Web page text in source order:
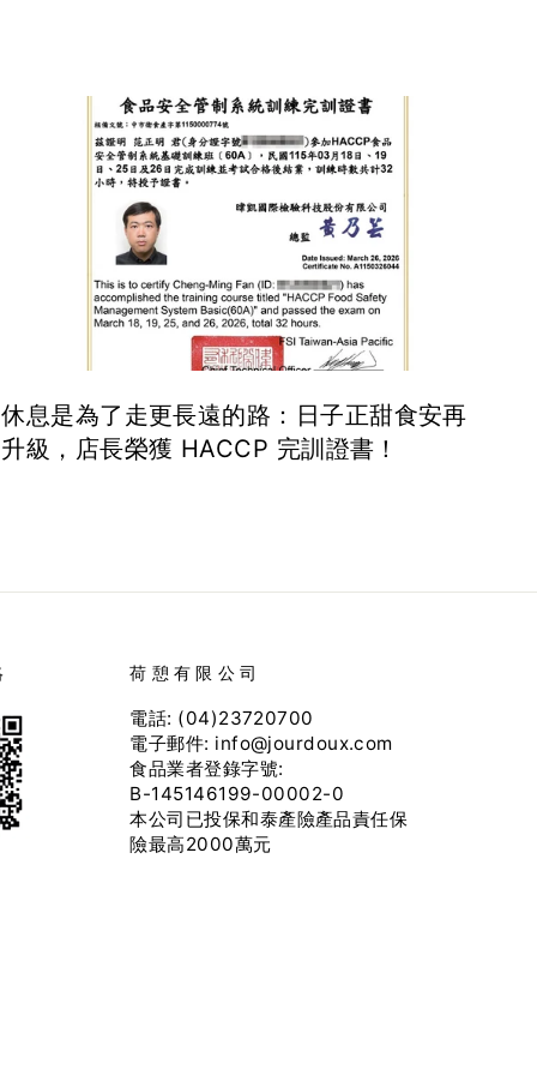
休息是為了走更長遠的路：日子正甜食安再
升級，店長榮獲 HACCP 完訓證書！
荷憩有限公司
電話: (04)23720700
電子郵件: info@jourdoux.com
食品業者登錄字號:
B-145146199-00002-0
本公司已投保和泰產險產品責任保
險最高2000萬元